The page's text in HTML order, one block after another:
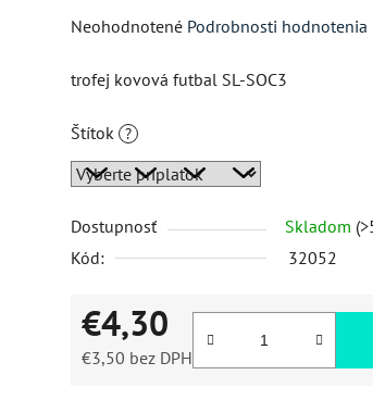
Priemerné
produktu
0,0
z
hviezdičiek.
Neohodnotené Podrobnosti hodnotenia
trofej kovová futbal SL-SOC3
Štítok ?
Dostupnosť Skladom
Kód:
32052
€4,30
€3,50 bez DPH